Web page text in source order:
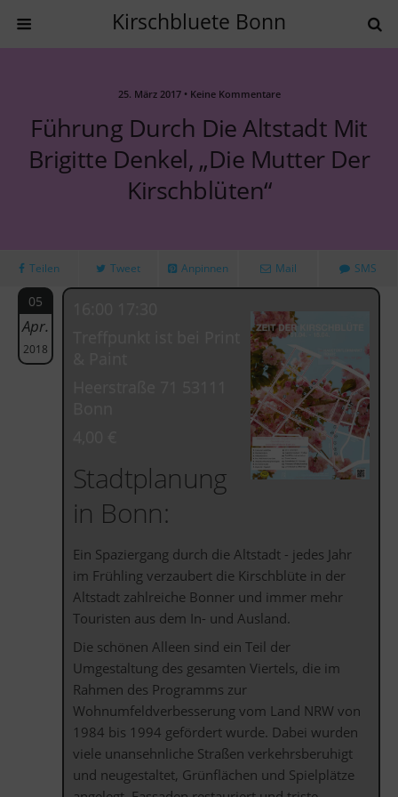
Kirschbluete Bonn
25. März 2017 • Keine Kommentare
Führung Durch Die Altstadt Mit
Brigitte Denkel, „die Mutter Der
Kirschblüten“
Teilen Tweet Anpinnen Mail SMS
05
Apr.
2018
Stadtplanung
in Bonn:
Ein Spaziergang durch die Altstadt - jedes Jahr
im Frühling verzaubert die Kirschblüte in der
Altstadt zahlreiche Bonner und immer mehr
Touristen aus dem In- und Ausland.
Die schönen Alleen sind ein Teil der
Umgestaltung des gesamten Viertels, die im
Rahmen des Programms zur
Wohnumfeldverbesserung vom Land NRW von
1984 bis 1994 gefördert wurde. Dabei wurden
viele unansehnliche Straßen verkehrsberuhigt
und neugestaltet, Grünflächen und Spielplätze